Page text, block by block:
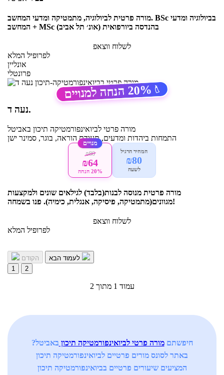
מורה פרטית לביולוגיה, מתמטיקה ומדעי המחשב. BSc בביולוגיה ומדעי
המחשב + MSc בהנדסה ביורפואית (אונ׳ תל אביב)
לשלוח ווצאפ
לפרופיל המלא
אונליין
פרונטלי
🏷️
20%
הנחה למנויים
נעה ד.
מורה פרטי לביואינפורמטיקה תיכון באביטל
התמחות ביהדות ומדעים, תעודת הוראה, בוגר, סמינר ישן
המחיר הרגיל
₪80
לשעה
מנויים
₪80
₪64
20% הנחה
מורה פרטית מנוסה לבנות(בלבד) לגילאים שונים ולמקצעות
מגוונים(מתמטיקה, פיסיקה, אנגלית, כימיה). פנו בשמחה!
לשלוח ווצאפ
לפרופיל המלא
הקודם
1
2
עמוד 1 מתוך 2
חיפשתםמורה פרטי לביואינפורמטיקה תיכון באביטל?
באתר לסונס מורים פרטיים לביואינפורמטיקה תיכון
המציעים שיעורים פרטיים בביואינפורמטיקה תיכון